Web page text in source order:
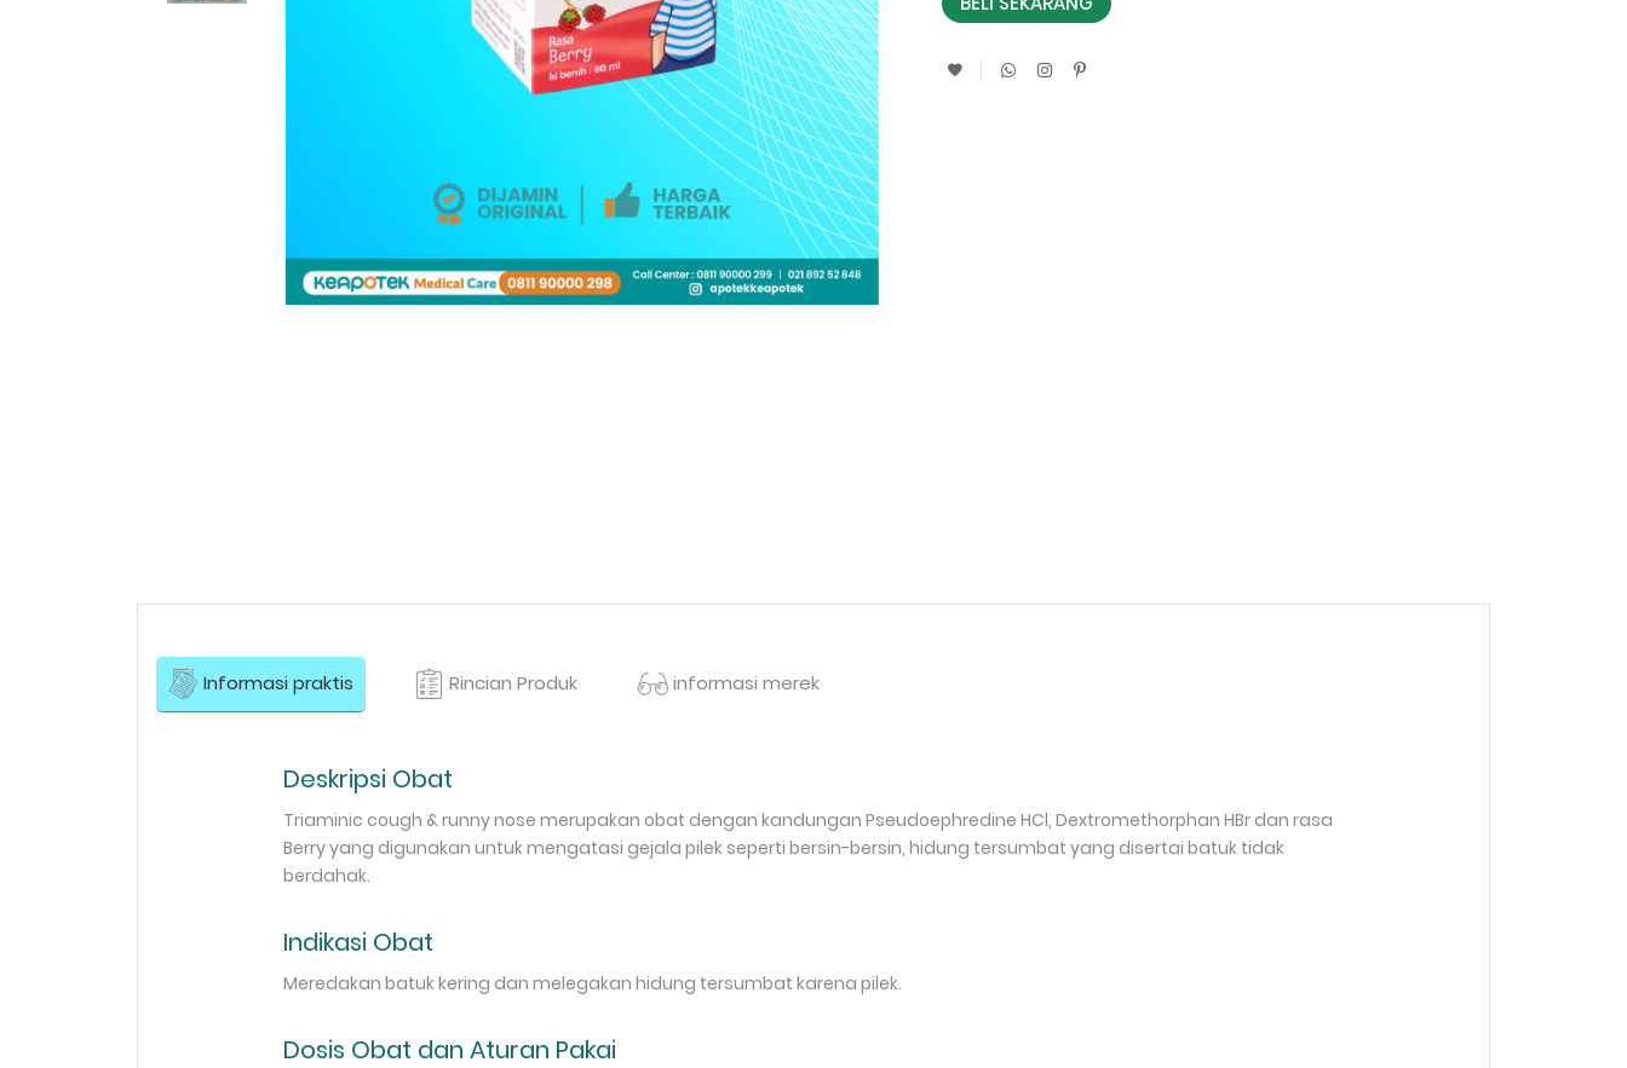
Informasi praktis Rincian Produk informasi merek
Deskripsi Obat
Triaminic cough & runny nose merupakan obat dengan kandungan Pseudoephredine HCl, Dextromethorphan HBr dan rasa
Berry yang digunakan untuk mengatasi gejala pilek seperti bersin-bersin, hidung tersumbat yang disertai batuk tidak
berdahak.
Indikasi Obat
Meredakan batuk kering dan melegakan hidung tersumbat karena pilek.
Dosis Obat dan Aturan Pakai